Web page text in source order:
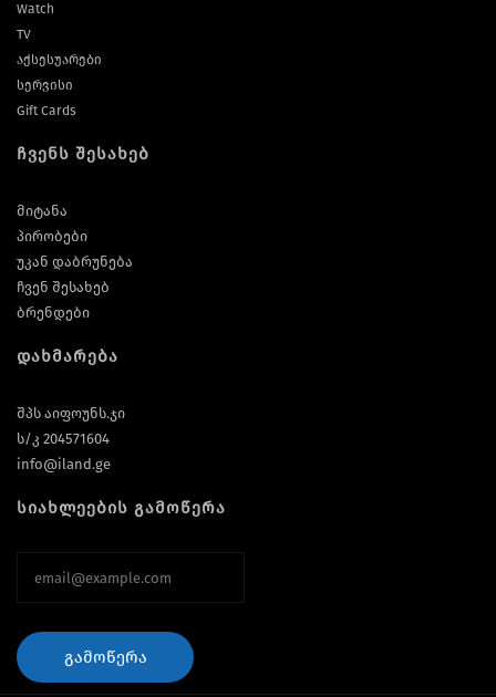
Watch
TV
აქსესუარები
სერვისი
Gift Cards
ჩვენს შესახებ
მიტანა
პირობები
უკან დაბრუნება
ჩვენ შესახებ
ბრენდები
დახმარება
შპს აიფოუნს.ჯი
ს/კ 204571604
info@iland.ge
სიახლეების გამოწერა
ᲒᲐᲛᲝᲬᲔᲠᲐ